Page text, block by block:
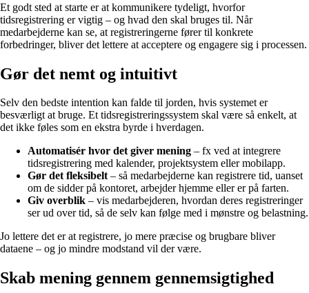
Et godt sted at starte er at kommunikere tydeligt, hvorfor
tidsregistrering er vigtig – og hvad den skal bruges til. Når
medarbejderne kan se, at registreringerne fører til konkrete
forbedringer, bliver det lettere at acceptere og engagere sig i processen.
Gør det nemt og intuitivt
Selv den bedste intention kan falde til jorden, hvis systemet er
besværligt at bruge. Et tidsregistreringssystem skal være så enkelt, at
det ikke føles som en ekstra byrde i hverdagen.
Automatisér hvor det giver mening – fx ved at integrere
tidsregistrering med kalender, projektsystem eller mobilapp.
Gør det fleksibelt– så medarbejderne kan registrere tid, uanset
om de sidder på kontoret, arbejder hjemme eller er på farten.
Giv overblik – vis medarbejderen, hvordan deres registreringer
ser ud over tid, så de selv kan følge med i mønstre og belastning.
Jo lettere det er at registrere, jo mere præcise og brugbare bliver
dataene – og jo mindre modstand vil der være.
Skab mening gennem gennemsigtighed